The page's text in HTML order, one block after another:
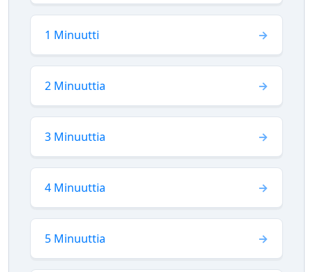
1 Minuutti
2 Minuuttia
3 Minuuttia
4 Minuuttia
5 Minuuttia